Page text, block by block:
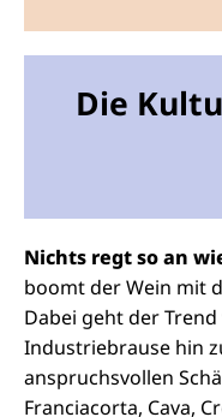
Die
Nichts regt so an
boomt der Wein mit
Dabei geht der
Industriebrause hin
anspruchsvollen
Franciacorta, Cava,